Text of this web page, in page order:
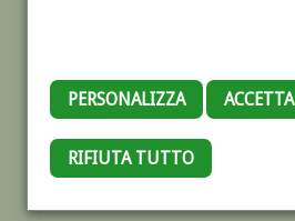
PERSONALIZZA ACCETTA
RIFIUTA TUTTO